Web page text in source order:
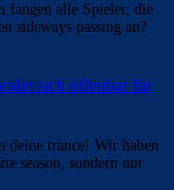
fangen alle Spieler, die
sideways passing an?
sich offenbar für
trance! Wir haben
season, sondern nur